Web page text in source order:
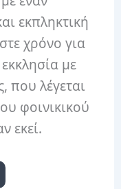
εκπληκτική
χρόνο για
με
που λέγεται
φοινικικού
εκεί.